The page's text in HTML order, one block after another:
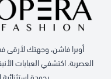
أوبرا فاشن، وجهتك لأرقى
العصرية. اكتشفي العبايات